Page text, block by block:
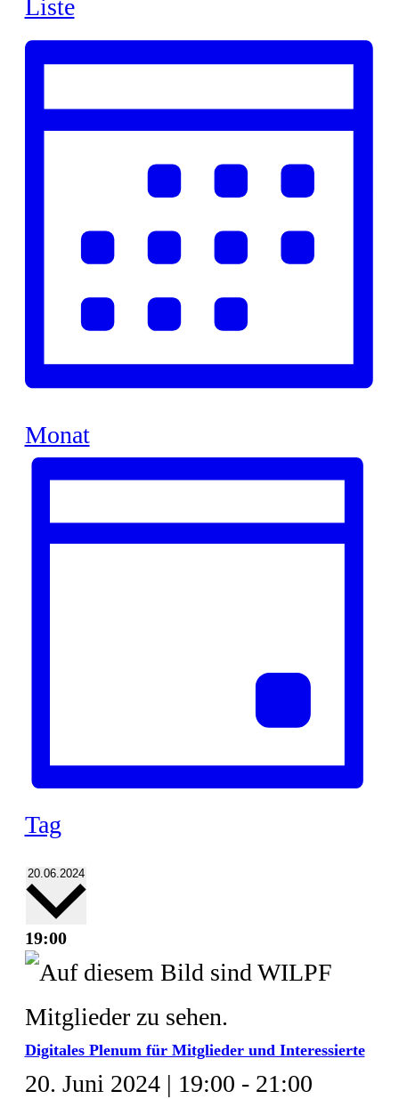
Liste
Monat
Tag
20.06.2024
19:00
Digitales Plenum für Mitglieder und Interessierte
20. Juni 2024 | 19:00 - 21:00